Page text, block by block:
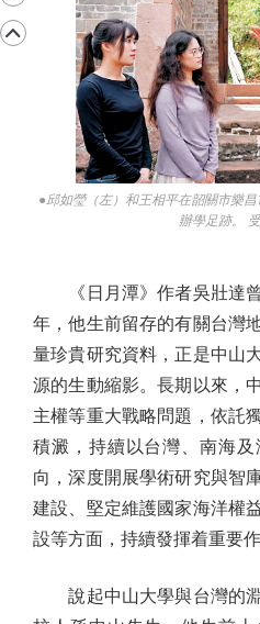
●邱如瑩（左）和王相平在韶關市樂
辦學足跡。
《日月潭》作者吳壯達曾
年，他生前留存的有關台灣
量珍貴研究資料，正是中山
源的生動縮影。長期以來，
主權等重大戰略問題，依託
積澱，持續以台灣、南海
向，深度開展學術研究與智
建設、堅定維護國家海洋權
設等方面，持續發揮着重要作
說起中山大學與台灣的淵